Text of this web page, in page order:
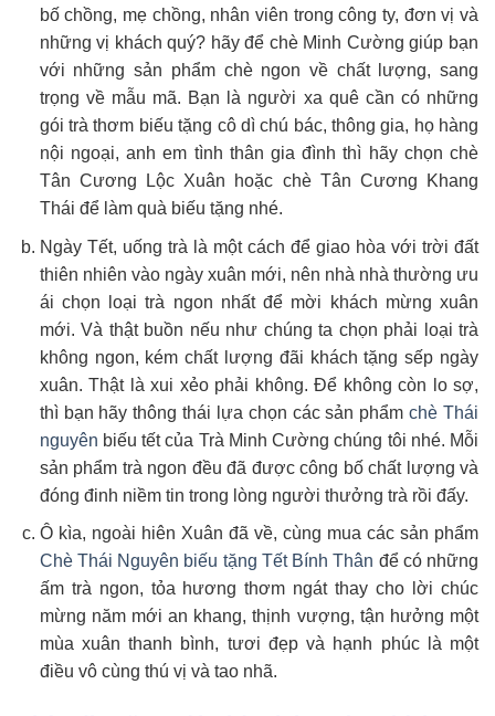
bố chồng, mẹ chồng, nhân viên trong công ty, đơn vị và
những vị khách quý? hãy để chè Minh Cường giúp bạn
với những sản phẩm chè ngon về chất lượng, sang
trọng về mẫu mã. Bạn là người xa quê cần có những
gói trà thơm biếu tặng cô dì chú bác, thông gia, họ hàng
nội ngoại, anh em tình thân gia đình thì hãy chọn chè
Tân Cương Lộc Xuân hoặc chè Tân Cương Khang
Thái để làm quà biếu tặng nhé.
Ngày Tết, uống trà là một cách để giao hòa với trời đất
thiên nhiên vào ngày xuân mới, nên nhà nhà thường ưu
ái chọn loại trà ngon nhất để mời khách mừng xuân
mới. Và thật buồn nếu như chúng ta chọn phải loại trà
không ngon, kém chất lượng đãi khách tặng sếp ngày
xuân. Thật là xui xẻo phải không. Để không còn lo sợ,
thì bạn hãy thông thái lựa chọn các sản phẩmchè Thái
nguyên biếu tết của Trà Minh Cường chúng tôi nhé. Mỗi
sản phẩm trà ngon đều đã được công bố chất lượng và
đóng đinh niềm tin trong lòng người thưởng trà rồi đấy.
Ô kìa, ngoài hiên Xuân đã về, cùng mua các sản phẩm
Chè Thái Nguyên biếu tặng Tết Bính Thân để có những
ấm trà ngon, tỏa hương thơm ngát thay cho lời chúc
mừng năm mới an khang, thịnh vượng, tận hưởng một
mùa xuân thanh bình, tươi đẹp và hạnh phúc là một
điều vô cùng thú vị và tao nhã.